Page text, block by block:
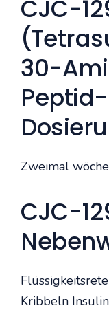
CJC-
30-
Zweimal
CJC-
Kribbeln